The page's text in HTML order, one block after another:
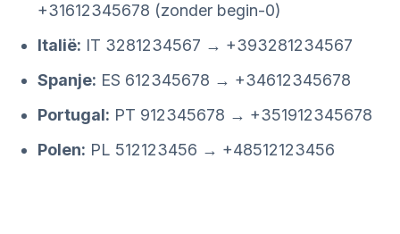
+31612345678 (zonder begin-0)
Italië: IT 3281234567 → +393281234567
Spanje: ES 612345678 → +34612345678
Portugal: PT 912345678 → +351912345678
Polen: PL 512123456 → +48512123456